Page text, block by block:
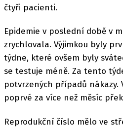
čtyři pacienti.
Epidemie v poslední době v
zrychlovala. Výjimkou byly
týdne, které ovšem byly
se testuje méně. Za tento
potvrzených případů
poprvé za více než měsíc
Reprodukční číslo mělo ve